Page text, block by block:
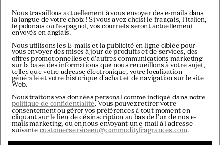
used in the creation of this post.
Retour au blog
Nous travaillons actuellement à vous envoyer des e-mails dans
la langue de votre choix ! Si vous avez choisi le français, l'italien,
le polonais ou l'espagnol, vos courriels seront actuellement
envoyés en anglais.
Nous utilisons les E-mails et la publicité en ligne ciblée pour
vous envoyer des mises à jour de produits et de services, des
offres promotionnelles et d'autres communications marketing
sur la base des informations que nous recueillons à votre sujet,
telles que votre adresse électronique, votre localisation
générale et votre historique d'achat et de navigation sur le site
Web.
Nous traitons vos données personal comme indiqué dans notre
politique de confidentialité. Vous pouvez retirer votre
consentement ou gérer vos préférences à tout moment en
cliquant sur le lien de désinscription au bas de l'un de nos e-
mails marketing, ou en nous envoyant un e-mail à l'adresse
suivante customerserviceeu@commodityfragrances.com.